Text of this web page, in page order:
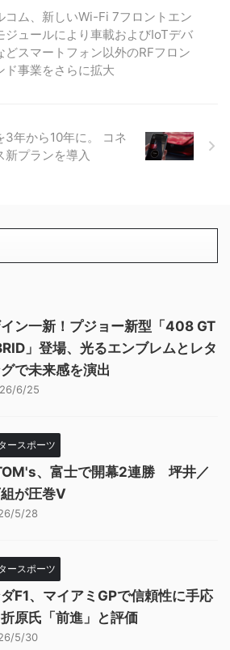
コム、新しいWi-Fi 7フロントエン
ジュールにより車載およびIoTデバ
どスマートフォン以外のRFフロン
ド事業をさらに拡大
3年から10年に。 コネ
新プランを導入
ン一新！プジョー新型「408 GT
」登場、光るエンブレムとレタ
で未来感を演出
6/25
ースポーツ
、富士で開幕2連勝 坪井／
が圧巻V
5/28
ースポーツ
F1、マイアミGPで信頼性に手応
原氏「前進」と評価
5/30